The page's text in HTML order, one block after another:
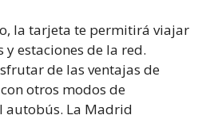
la tarjeta te permitirá viajar
estaciones de la red.
de las ventajas de
otros modos de
autobús. La Madrid